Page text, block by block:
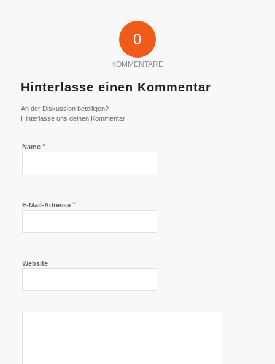
0
KOMMENTARE
Hinterlasse einen Kommentar
An der Diskussion beteiligen?
Hinterlasse uns deinen Kommentar!
Name *
E-Mail-Adresse *
Website